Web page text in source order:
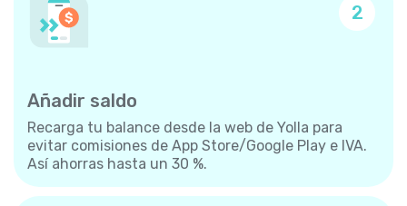
2
Añadir saldo
Recarga tu balance desde la web de Yolla para
evitar comisiones de App Store/Google Play e IVA.
Así ahorras hasta un 30 %.